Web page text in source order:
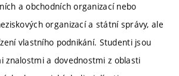
a obchodních organizací nebo
organizací a státní správy, ale
vlastního podnikání. Studenti jsou
znalostmi a dovednostmi z oblasti